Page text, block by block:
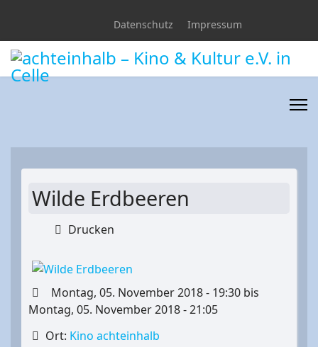
Impressum
Datenschutz
Wilde Erdbeeren
Drucken
Montag, 05. November 2018 - 19:30 bis
Montag, 05. November 2018 - 21:05
Ort: Kino achteinhalb